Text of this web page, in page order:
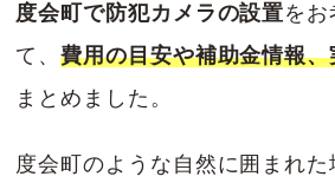
度会町で防犯カメラの設置をお
て、費用の目安や補助金情報
まとめました。
度会町のような自然に囲まれ